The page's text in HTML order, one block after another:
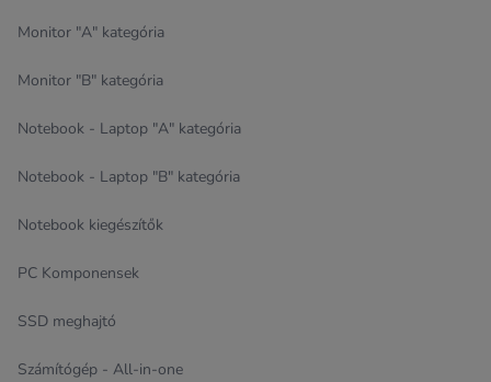
Monitor "A" kategória
Monitor "B" kategória
Notebook - Laptop "A" kategória
Notebook - Laptop "B" kategória
Notebook kiegészítők
PC Komponensek
SSD meghajtó
Számítógép - All-in-one